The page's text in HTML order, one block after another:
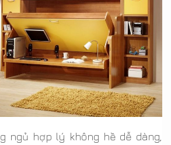
ngủ hợp lý không hề dễ dàng,